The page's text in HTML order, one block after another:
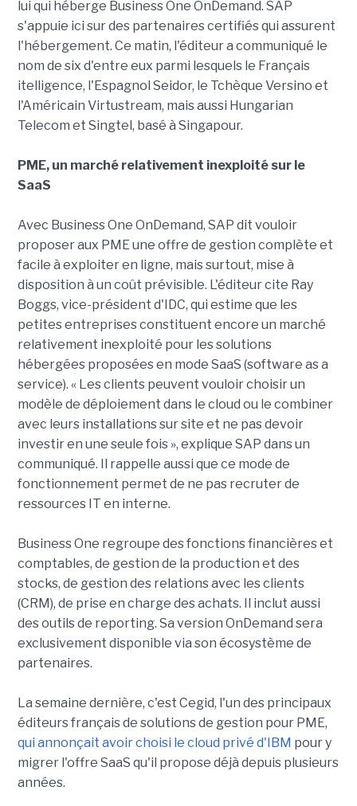
lui qui héberge Business One OnDemand. SAP
s'appuie ici sur des partenaires certifiés qui assurent
l'hébergement. Ce matin, l'éditeur a communiqué le
nom de six d'entre eux parmi lesquels le Français
itelligence, l'Espagnol Seidor, le Tchèque Versino et
l'Américain Virtustream, mais aussi Hungarian
Telecom et Singtel, basé à Singapour.
PME, un marché relativement inexploité sur le
SaaS
Avec Business One OnDemand, SAP dit vouloir
proposer aux PME une offre de gestion complète et
facile à exploiter en ligne, mais surtout, mise à
disposition à un coût prévisible. L'éditeur cite Ray
Boggs, vice-président d'IDC, qui estime que les
petites entreprises constituent encore un marché
relativement inexploité pour les solutions
hébergées proposées en mode SaaS (software as a
service). « Les clients peuvent vouloir choisir un
modèle de déploiement dans le cloud ou le combiner
avec leurs installations sur site et ne pas devoir
investir en une seule fois », explique SAP dans un
communiqué. Il rappelle aussi que ce mode de
fonctionnement permet de ne pas recruter de
ressources IT en interne.
Business One regroupe des fonctions financières et
comptables, de gestion de la production et des
stocks, de gestion des relations avec les clients
(CRM), de prise en charge des achats. Il inclut aussi
des outils de reporting. Sa version OnDemand sera
exclusivement disponible via son écosystème de
partenaires.
La semaine dernière, c'est Cegid, l'un des principaux
éditeurs français de solutions de gestion pour PME,
qui annonçait avoir choisi le cloud privé d'IBM pour y
migrer l'offre SaaS qu'il propose déjà depuis plusieurs
années.